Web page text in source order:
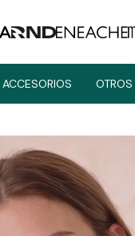
ACCESORIOS OTROS